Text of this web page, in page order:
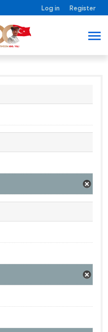
Log in Register